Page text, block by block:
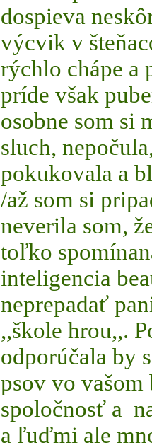
dospieva
výcvik v
rýchlo chápe a
príde však
osobne som si
sluch,
pokukovala a
/až som si
neverila som,
toľko
inteligencia
neprepadať
,,škole hrou,,.
odporúčala by
psov vo
spoločnosť a
a ľuďmi ale